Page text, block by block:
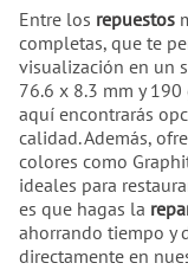
Entre los repuestos
completas, que te
visualización en un
76.6 x 8.3 mm y
aquí encontrarás
calidad. Además,
colores como
ideales para
es que hagas la
ahorrando tiempo y
directamente en